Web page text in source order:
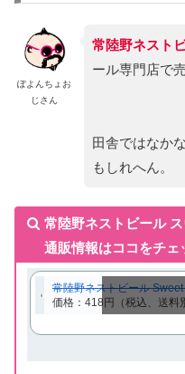
ぽよんちょお
じさん
常陸野ネスト
ール専門店で
田舎ではなか
もしれへん。
常陸野ネストビール
通販情報はココをチェ
常陸野ネストビール
価格：418円（税込、送料